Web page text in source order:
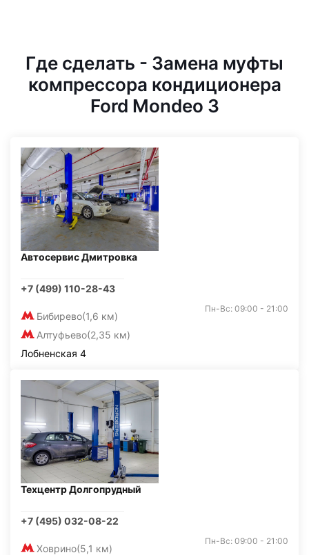
Где сделать - Замена муфты
компрессора кондиционера
Ford Mondeo 3
Автосервис Дмитровка
+7 (499) 110-28-43
Бибирево(1,6 км)
Алтуфьево(2,35 км)
Пн-Вс: 09:00 - 21:00
Лобненская 4
Техцентр Долгопрудный
+7 (495) 032-08-22
Ховрино(5,1 км)
Пн-Вс: 09:00 - 21:00